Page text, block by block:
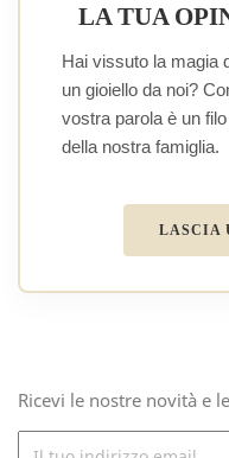
LA TUA
Hai vissuto la magia
un gioiello da noi?
vostra parola è un
della nostra famiglia.
LASCIA
Ricevi le nostre novità e